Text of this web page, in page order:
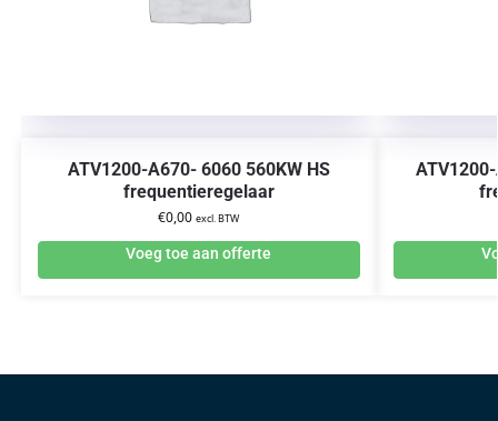
ATV1200-A670- 6060 560KW HS
frequentieregelaar
€0,00 excl. BTW
Voeg toe aan offerte